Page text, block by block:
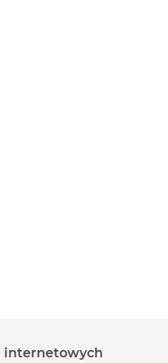
internetowych